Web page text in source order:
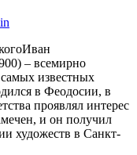
Иван
– всемирно
известных
в Феодосии, в
проявлял интерес
и он получил
художеств в Санкт-